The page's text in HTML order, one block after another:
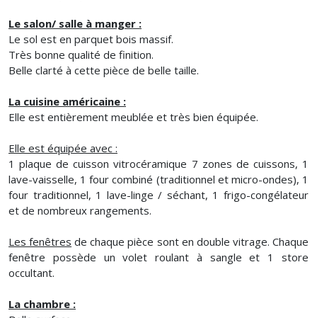
Le salon/ salle à manger :
Le sol est en parquet bois massif.
Très bonne qualité de finition.
Belle clarté à cette pièce de belle taille.
La cuisine américaine :
Elle est entièrement meublée et très bien équipée.
Elle est équipée avec :
1 plaque de cuisson vitrocéramique 7 zones de cuissons, 1
lave-vaisselle, 1 four combiné (traditionnel et micro-ondes), 1
four traditionnel, 1 lave-linge / séchant, 1 frigo-congélateur
et de nombreux rangements.
Les fenêtres de chaque pièce sont en double vitrage. Chaque
fenêtre possède un volet roulant à sangle et 1 store
occultant.
La chambre :